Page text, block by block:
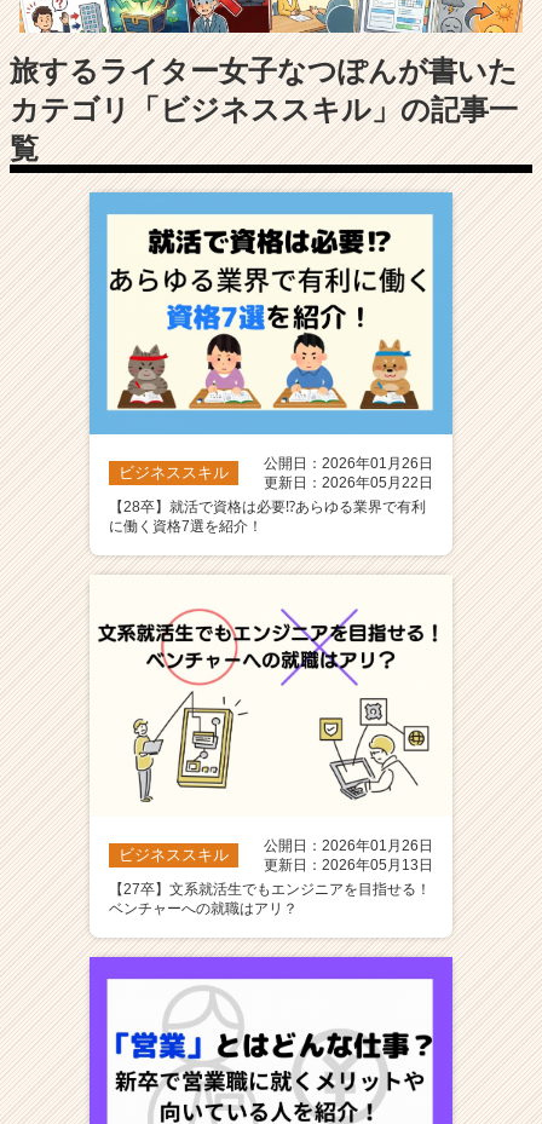
業
か
カ
ト
が
届
く
活
サ
イ
ト
チ
ア
ャ
ア
h
r
r
e
e
旅するライター女子なつぽんが書いた
カテゴリ「ビジネススキル」の記事一
覧
ビジネススキル
公開日：2026年01月26日
更新日：2026年05月22日
【28卒】就活で資格は必要⁉️あらゆる業界で有利
に働く資格7選を紹介！
ビジネススキル
公開日：2026年01月26日
更新日：2026年05月13日
【27卒】文系就活生でもエンジニアを目指せる！
ベンチャーへの就職はアリ？